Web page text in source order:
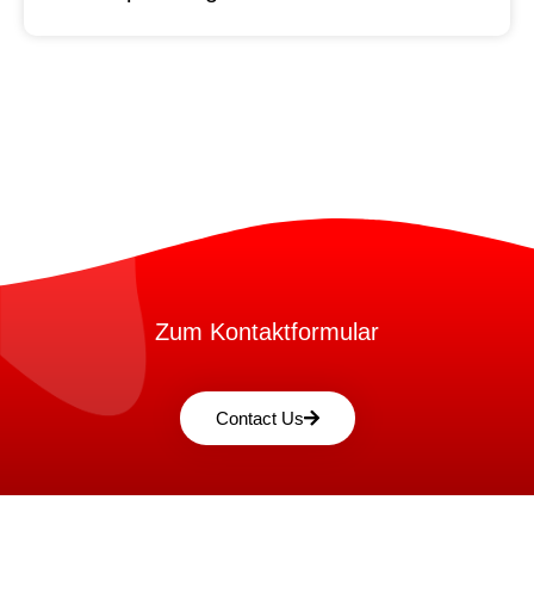
Zum Kontaktformular
Contact Us